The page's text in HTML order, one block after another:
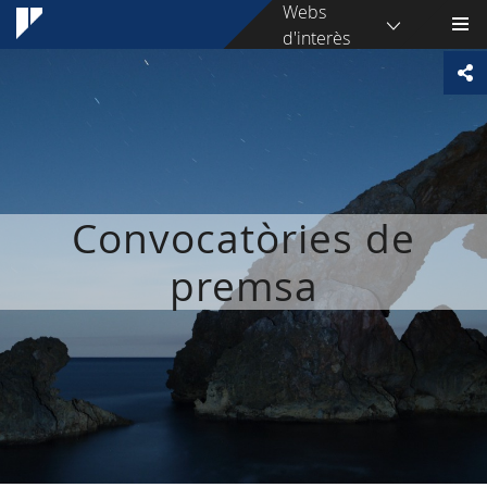
Webs
d'interès
Convocatòries de
premsa